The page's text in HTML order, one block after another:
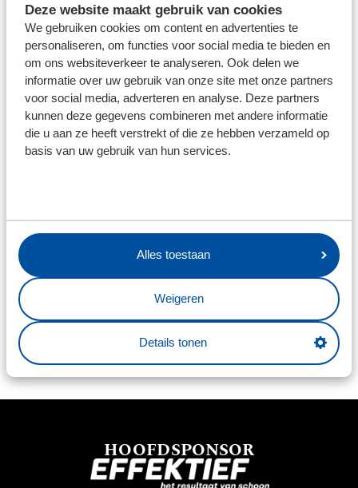
Deze website maakt gebruik van cookies
We gebruiken cookies om content en advertenties te
personaliseren, om functies voor social media te bieden en
om ons websiteverkeer te analyseren. Ook delen we
informatie over uw gebruik van onze site met onze partners
voor social media, adverteren en analyse. Deze partners
kunnen deze gegevens combineren met andere informatie
die u aan ze heeft verstrekt of die ze hebben verzameld op
basis van uw gebruik van hun services.
Alles toestaan
Weigeren
Details tonen
kernwaarden om onze medewerkers, die continu
zoeken naar de slimste oplossingen in de
installatietechniek, deelgenoot te laten zijn van de
mooiste sportmomenten in de regio. Daarom stellen
we voor hen een flink aantal stoelen beschikbaar", legt
Van der Spoel uit. "Maar ook klanten en potentiële
partners kijken graag live naar de mooiste wedstrijden.
Met dit partnerschap scoren we in onze eigen regio."
regio. VDK Groep is toonaangevend in slimme
installatieoplossingen en levert topkwaliteit. Ik ben
verheugd over de uitbreiding van onze samenwerking
en kijk uit naar vele succesvolle momenten samen,
zowel op als buiten het veld", aldus algemeen directeur
Ferry de Haan.
HOOFDSPONSOR